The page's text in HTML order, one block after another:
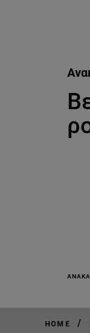
HOME /